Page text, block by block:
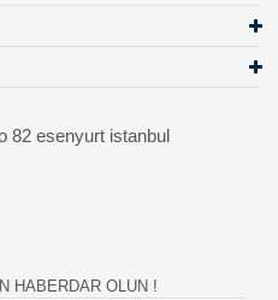
82 esenyurt istanbul
HABERDAR OLUN !